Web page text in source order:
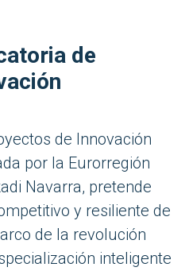
de
de Innovación
por la Eurorregión
Navarra, pretende
y resiliente de
de la revolución
inteligente